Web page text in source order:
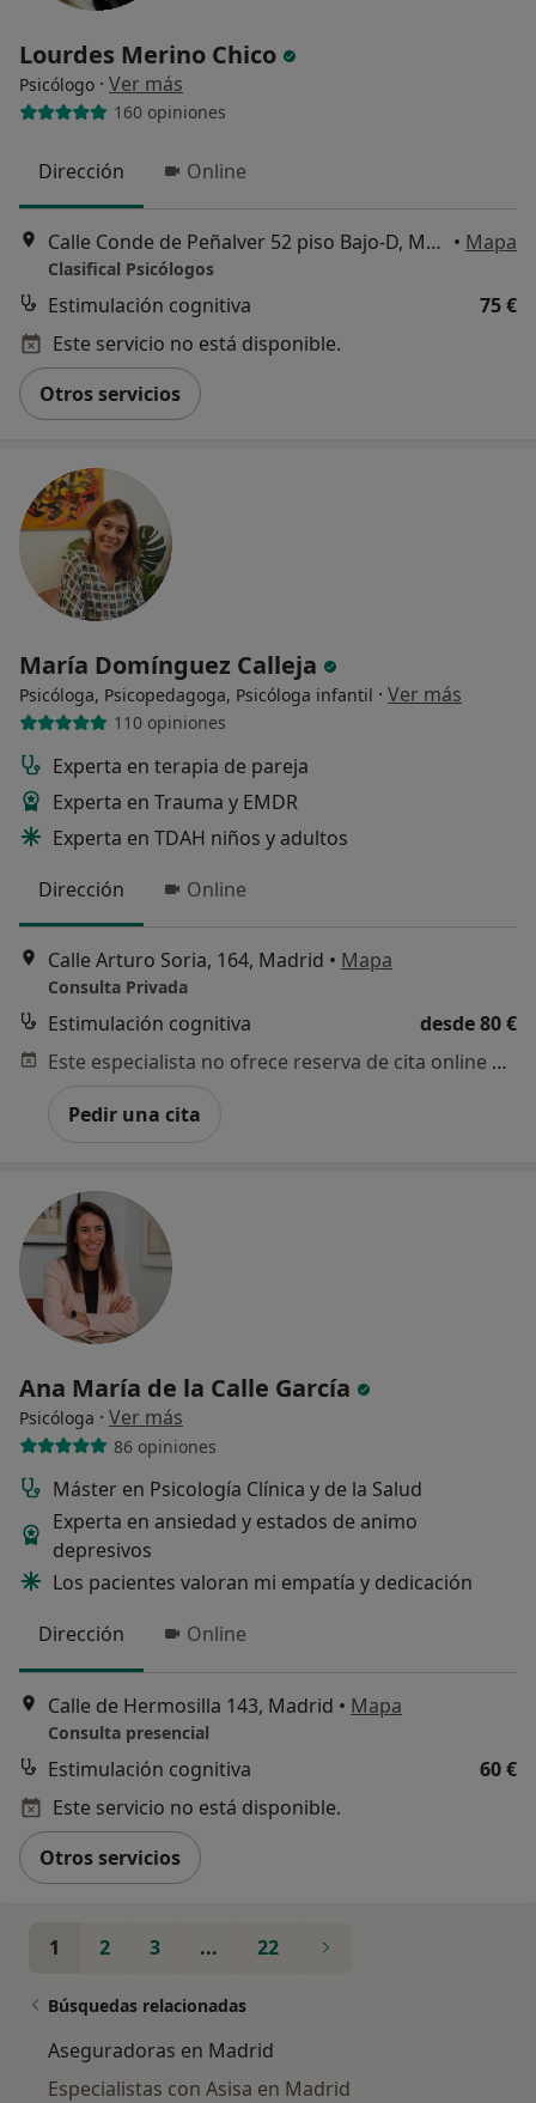
Lourdes Merino Chico
Psicólogo · Ver más
160 opiniones
Dirección Online
Calle Conde de Peñalver 52 piso Bajo-D, Madrid • Mapa
Clasifical Psicólogos
Estimulación cognitiva
75 €
Este servicio no está disponible.
Otros servicios
María Domínguez Calleja
Psicóloga, Psicopedagoga, Psicóloga infantil · Ver más
110 opiniones
Experta en terapia de pareja
Experta en Trauma y EMDR
Experta en TDAH niños y adultos
Dirección
Online
Calle Arturo Soria, 164, Madrid • Mapa
Consulta Privada
Estimulación cognitiva
desde 80 €
Este especialista no ofrece reserva de cita online en esta dirección.
Pedir una cita
Ana María de la Calle García
Psicóloga · Ver más
86 opiniones
Máster en Psicología Clínica y de la Salud
Experta en ansiedad y estados de animo
depresivos
Los pacientes valoran mi empatía y dedicación
Dirección
Online
Calle de Hermosilla 143, Madrid • Mapa
Consulta presencial
Estimulación cognitiva
60 €
Este servicio no está disponible.
Otros servicios
1 2 3 ... 22
Búsquedas relacionadas
Aseguradoras en Madrid
Especialistas con Asisa en Madrid